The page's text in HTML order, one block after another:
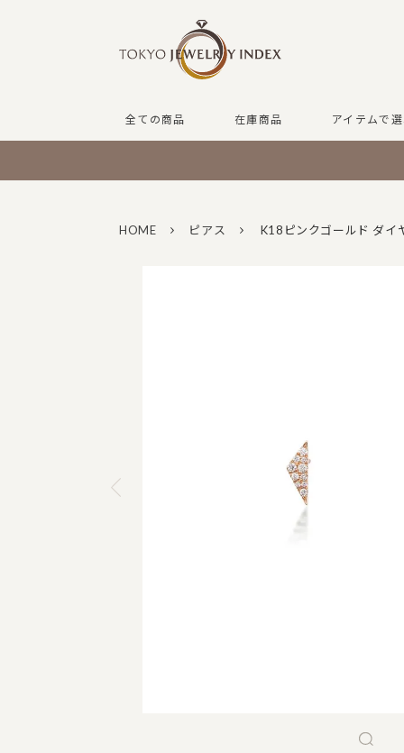
全ての商品 在庫商品 アイテムで
HOME ピアス K18ピンクゴールド ダイ